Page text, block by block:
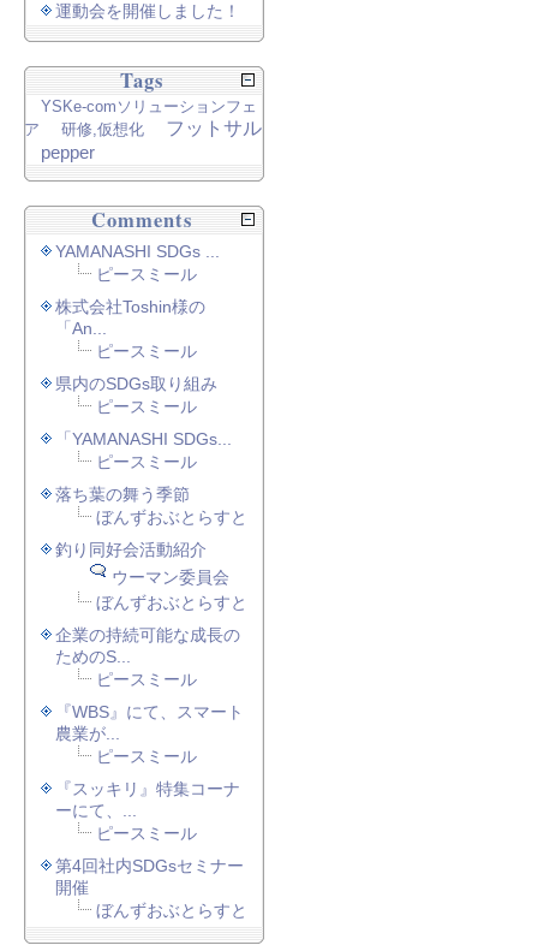
運動会を開催しました！
Tags
YSKe-comソリューションフェ
ア
研修,仮想化
フットサル
pepper
Comments
YAMANASHI SDGs ...
ピースミール
株式会社Toshin様の
「An...
ピースミール
県内のSDGs取り組み
ピースミール
「YAMANASHI SDGs...
ピースミール
落ち葉の舞う季節
ぼんずおぶとらすと
釣り同好会活動紹介
ウーマン委員会
ぼんずおぶとらすと
企業の持続可能な成長の
ためのS...
ピースミール
『WBS』にて、スマート
農業が...
ピースミール
『スッキリ』特集コーナ
ーにて、...
ピースミール
第4回社内SDGsセミナー
開催
ぼんずおぶとらすと